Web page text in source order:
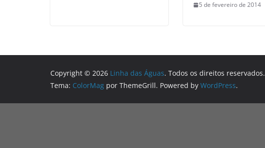
5 de fevereiro de 2014
Copyright © 2026 Linha das Águas. Todos os direitos reservados.
Tema: ColorMag por ThemeGrill. Powered by WordPress.